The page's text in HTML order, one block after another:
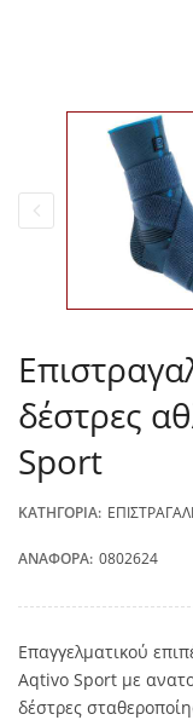
δέστρες
Sport
ΚΑΤΗΓΟΡΊΑ:
ΑΝΑΦΟΡΆ: 0802624
Επαγγελματικού
Aqtivo Sport με
δέστρες